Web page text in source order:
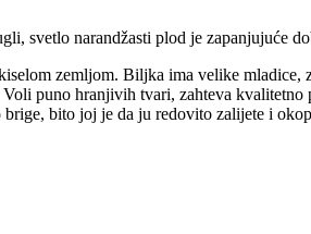
svetlo narandžasti plod je zapanjujuće
zemljom. Biljka ima velike
puno hranjivih tvari, zahteva
bito joj je da ju redovito zalijete i